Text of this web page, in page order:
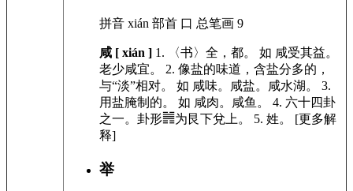
拼音 xián 部首 口 总笔画 9
咸 [ xián ] 1. 〈书〉全，都。 如 咸受其益。
老少咸宜。
2. 像盐的味道，含盐分多的，
与“淡”相对。 如 咸味。咸盐。咸水湖。
3.
用盐腌制的。 如 咸肉。咸鱼。 4. 六十四卦
之一。卦形䷞为艮下兌上。 5. 姓。 [更多解
释]
举